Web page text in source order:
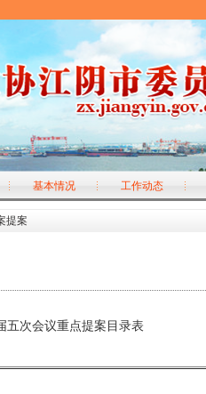
基本情况 工作动态
提案
五次会议重点提案目录表